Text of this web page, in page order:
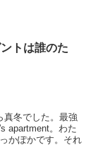
トは誰のた
真冬でした。最強
apartment。わた
かぽかです。それ